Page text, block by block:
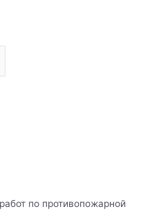
по противопожарной